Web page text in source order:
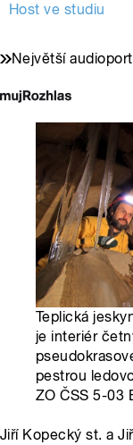
Host ve studiu
Největší
Teplická
je interiér
pestrou
ZO ČSS 5-03
Jiří Kopecký st. a